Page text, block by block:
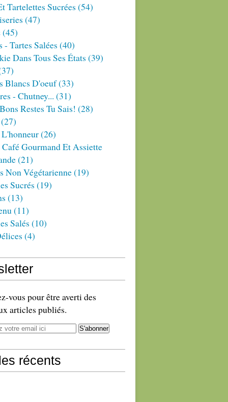
Tartelettes Sucrées (54)
(47)
(45)
- Tartes Salées (40)
Dans Tous Ses États (39)
Blancs D'oeuf(33)
- Chutney... (31)
Restes Tu Sais! (28)
(27)
(26)
Gourmand Et Assiette
(21)
Non Végétarienne(19)
Sucrés (19)
(13)
(11)
Salés (10)
(4)
vous pour être averti des
articles publiés.
récents